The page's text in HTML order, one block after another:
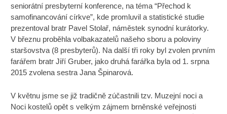
seniorátní presbyterní konference, na téma “Přechod k
samofinancování církve”, kde promluvil a statistické studie
prezentoval bratr Pavel Stolař, náměstek synodní kurátorky.
V březnu proběhla volbakazatelů našeho sboru a poloviny
staršovstva (8 presbyterů). Na další tři roky byl zvolen prvním
farářem bratr Jiří Gruber, jako druhá farářka byla od 1. srpna
2015 zvolena sestra Jana Špinarová.
V květnu jsme se již tradičně zúčastnili tzv. Muzejní noci a
Noci kostelů opět s velkým zájmem brněnské veřejnosti